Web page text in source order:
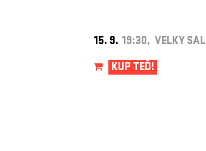
15. 9. 19:30, VELKÝ SÁL
KUP TEĎ!